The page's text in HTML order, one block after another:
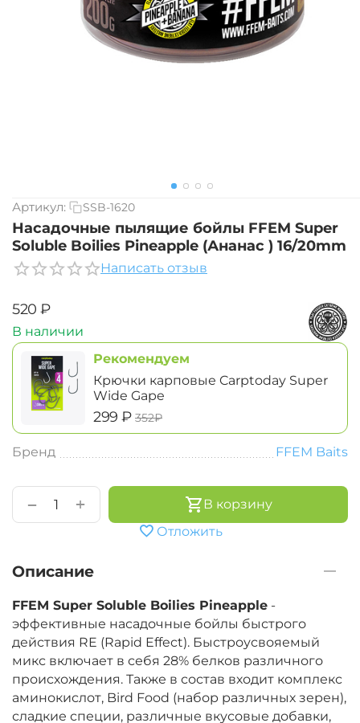
Артикул: SSB-1620
Насадочные пылящие бойлы FFEM Super
Soluble Boilies Pineapple (Ананас ) 16/20mm
Написать отзыв
‍520‍ ₽
В наличии
Рекомендуем
Крючки карповые Carptoday Super
Wide Gape
‍299‍ ₽ ‍352‍₽
Бренд FFEM Baits
+
−
В корзину
Отложить
Описание
FFEM Super Soluble Boilies Pineapple -
эффективные насадочные бойлы быстрого
действия RE (Rapid Effect). Быстроусвояемый
микс включает в себя 28% белков различного
происхождения. Также в состав входит комплекс
аминокислот, Bird Food (набор различных зерен),
сладкие специи, различные вкусовые добавки,